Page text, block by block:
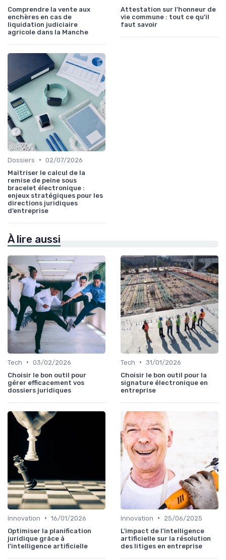
Comprendre la vente aux
enchères en cas de
liquidation judiciaire
agricole dans la Manche
Attestation sur l'honneur de
vie commune : tout ce qu'il
faut savoir
Dossiers • 02/07/2026
Maîtriser le calcul de la
remise de peine sous
bracelet électronique :
enjeux stratégiques pour les
directions juridiques
d’entreprise
À lire aussi
Tech • 03/02/2026
Choisir le bon outil pour
gérer efficacement vos
dossiers juridiques
Tech • 31/01/2026
Choisir le bon outil pour la
signature électronique en
entreprise
Innovation • 16/01/2026
Optimiser la planification
juridique grâce à
l'intelligence artificielle
Innovation •
25/06/2025
L'impact de l'intelligence
artificielle sur la résolution
des litiges en entreprise